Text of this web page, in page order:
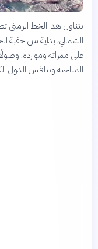
يتناول هذا الخط الزمني
الشمالي، بداية من حقبة
على ممراته وموارده،
المناخية وتنافس الدول